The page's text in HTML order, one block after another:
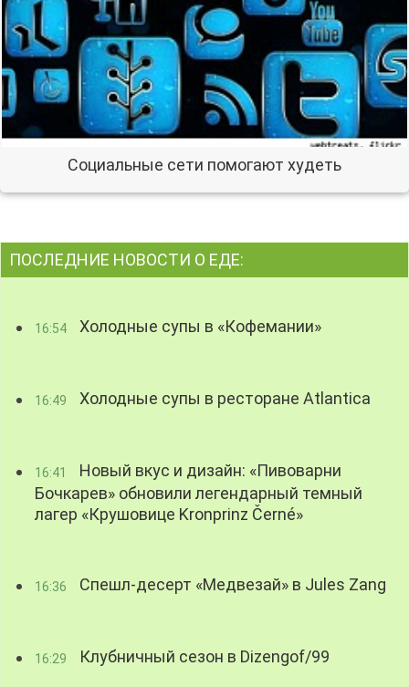
Социальные сети помогают худеть
ПОСЛЕДНИЕ НОВОСТИ О ЕДЕ:
16:54 Холодные супы в «Кофемании»
16:49 Холодные супы в ресторане Atlantica
16:41
Новый вкус и дизайн: «Пивоварни
Бочкарев» обновили легендарный темный
лагер «Крушовице Kronprinz Černé»
16:36 Спешл-десерт «Медвезай» в Jules Zang
16:29 Клубничный сезон в Dizengof/99